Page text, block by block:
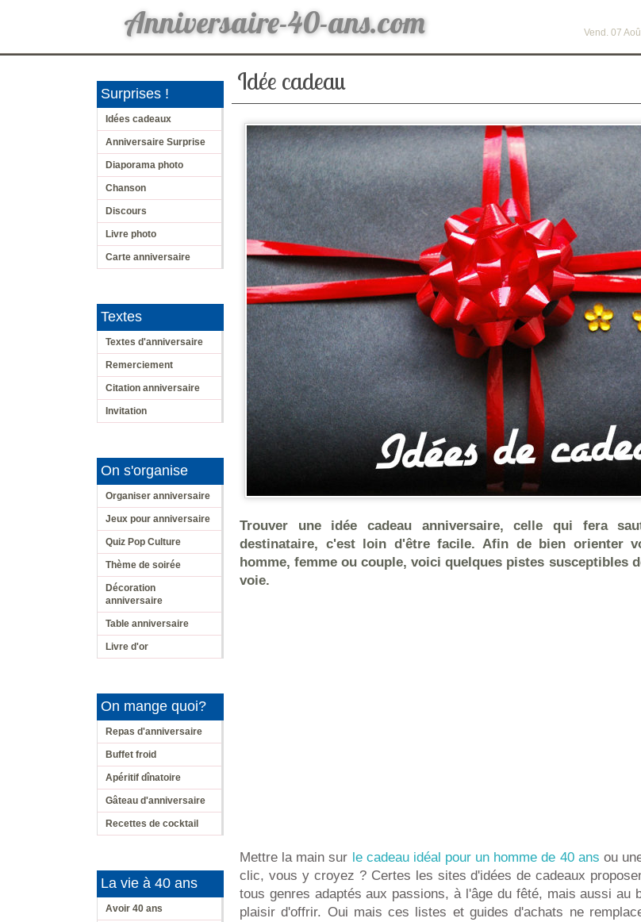
Anniversaire-40-ans.com Vend. 07
Surprises !
Idées cadeaux
Anniversaire Surprise
Diaporama photo
Chanson
Discours
Livre photo
Carte anniversaire
Textes
Textes d'anniversaire
Remerciement
Citation anniversaire
Invitation
On s'organise
Organiser anniversaire
Jeux pour anniversaire
Quiz Pop Culture
Thème de soirée
Décoration
anniversaire
Table anniversaire
Livre d'or
On mange quoi?
Repas d'anniversaire
Buffet froid
Apéritif dînatoire
Gâteau d'anniversaire
Recettes de cocktail
La vie à 40 ans
Avoir 40 ans
Idée cadeau
Trouver une idée cadeau anniversaire, celle qui fera
destinataire, c'est loin d'être facile. Afin de bien orienter
homme, femme ou couple, voici quelques pistes susceptibles
voie.
Mettre la main sur le cadeau idéal pour un homme de 40 ans ou
clic, vous y croyez ? Certes les sites d'idées de cadeaux
tous genres adaptés aux passions, à l'âge du fêté, mais aussi au
plaisir d'offrir. Oui mais ces listes et guides d'achats ne